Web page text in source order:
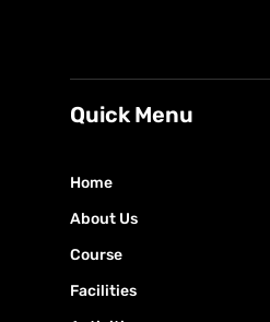
Quick Menu
Home
About Us
Course
Facilities